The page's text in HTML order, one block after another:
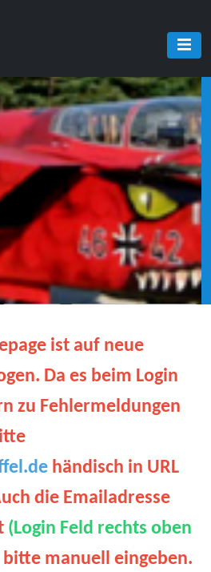
Start
Impressum
Datenschutz
Kontakt
ist auf neue
Da es beim Login
zu Fehlermeldungen
händisch in URL
die Emailadresse
(Login Feld rechts oben
bitte manuell eingeben.